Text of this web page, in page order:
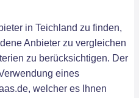
in Teichland zu finden,
Anbieter zu vergleichen
zu berücksichtigen. Der
eines
welcher es Ihnen